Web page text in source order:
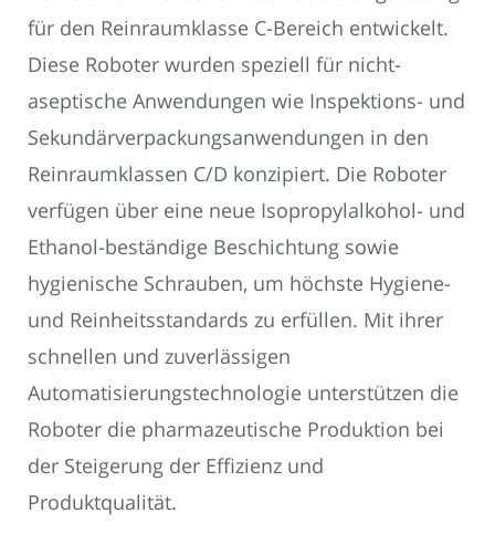
für den Reinraumklasse C-Bereich entwickelt.
Diese Roboter wurden speziell für nicht-
aseptische Anwendungen wie Inspektions- und
Sekundärverpackungsanwendungen in den
Reinraumklassen C/D konzipiert. Die Roboter
verfügen über eine neue Isopropylalkohol- und
Ethanol-beständige Beschichtung sowie
hygienische Schrauben, um höchste Hygiene-
und Reinheitsstandards zu erfüllen. Mit ihrer
schnellen und zuverlässigen
Automatisierungstechnologie unterstützen die
Roboter die pharmazeutische Produktion bei
der Steigerung der Effizienz und
Produktqualität.